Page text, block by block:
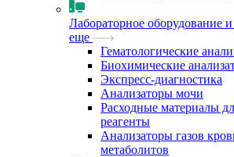
Лабораторное оборудование
еще
Гематологические
Биохимические
Экспресс-диагностика
Анализаторы мочи
Расходные материалы
реагенты
Анализаторы газов
метаболитов